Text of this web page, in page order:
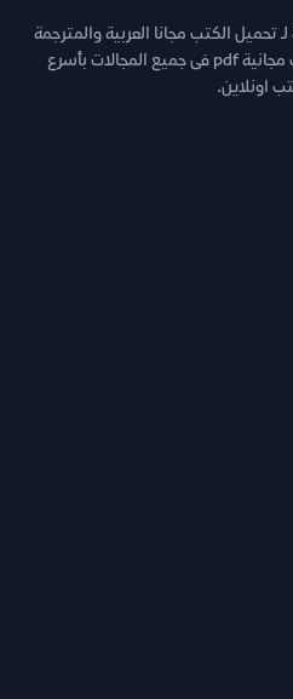
الكتب مجانا العربية والمترجمة
والروايات والقصص وغيرها من كتب مجانية pdf فى جميع المجالات بأسرع
اونلاين.